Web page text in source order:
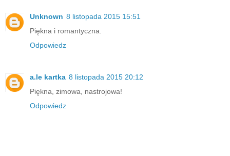
Unknown 8 listopada 2015 15:51
Piękna i romantyczna.
Odpowiedz
a.le kartka 8 listopada 2015 20:12
Piękna, zimowa, nastrojowa!
Odpowiedz